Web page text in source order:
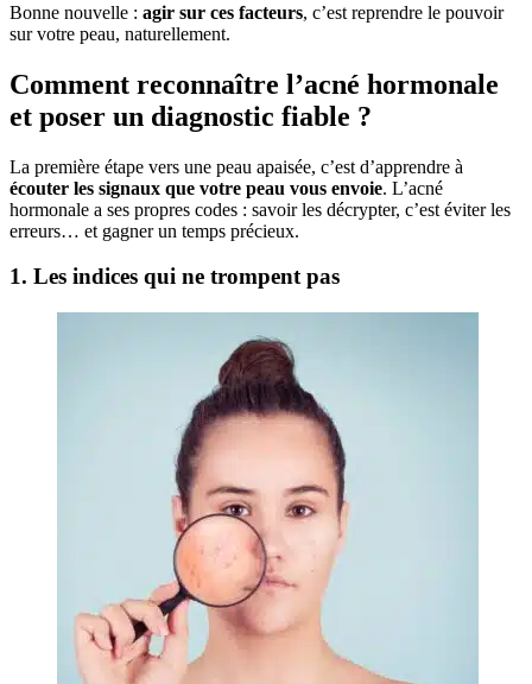
Bonne nouvelle : agir sur ces facteurs, c’est reprendre le pouvoir
sur votre peau, naturellement.
Comment reconnaître l’acné hormonale
et poser un diagnostic fiable ?
La première étape vers une peau apaisée, c’est d’apprendre à
écouter les signaux que votre peau vous envoie. L’acné
hormonale a ses propres codes : savoir les décrypter, c’est éviter les
erreurs… et gagner un temps précieux.
1. Les indices qui ne trompent pas